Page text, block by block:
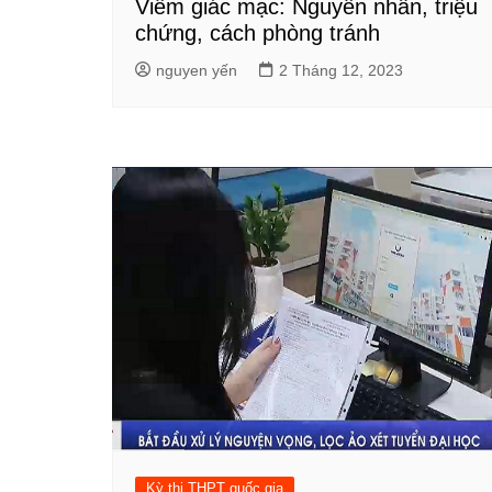
Viêm giác mạc: Nguyên nhân, triệu
chứng, cách phòng tránh
nguyen yến 2 Tháng 12, 2023
Kỳ thi THPT quốc gia